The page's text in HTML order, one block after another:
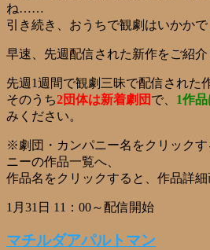
ね……
引き続き、おうちで観劇はいかかで
早速、先週配信された新作をご紹介
先週1週間で観劇三昧で配信された
そのうち2団体は新着劇団 で、 1作
みください。
※劇団・カンパニー名をクリック
ニーの作品一覧へ、
作品名をクリックすると、作品詳細
1月31日 11：00～配信開始
マチルダアパルトマン